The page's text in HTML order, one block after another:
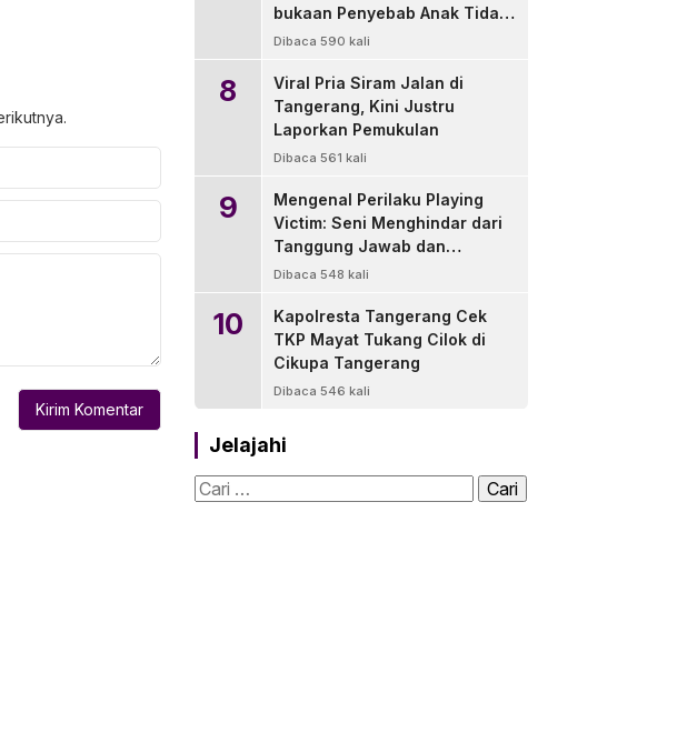
bukaan Penyebab Anak Tidak
Sekolah
Dibaca 590 kali
8
Viral Pria Siram Jalan di
Tangerang, Kini Justru
Laporkan Pemukulan
Dibaca 561 kali
9
Mengenal Perilaku Playing
Victim: Seni Menghindar dari
Tanggung Jawab dan
Solusinya
Dibaca 548 kali
10
Kapolresta Tangerang Cek
TKP Mayat Tukang Cilok di
Cikupa Tangerang
Dibaca 546 kali
Jelajahi
Cari